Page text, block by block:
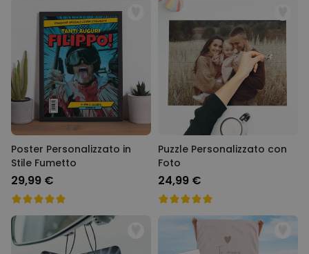
Poster Personalizzato in
Stile Fumetto
29,99 €
Puzzle Personalizzato con
Foto
24,99 €